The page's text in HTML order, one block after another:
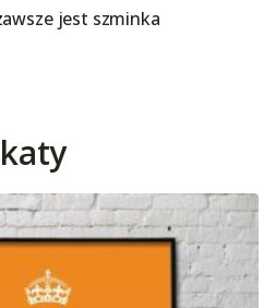
jest szminka